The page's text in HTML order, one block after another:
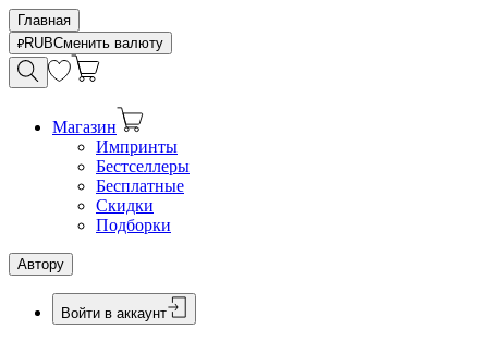
Главная
RUBСменить валюту
Магазин
Импринты
Бестселлеры
Бесплатные
Скидки
Подборки
Автору
Войти в аккаунт